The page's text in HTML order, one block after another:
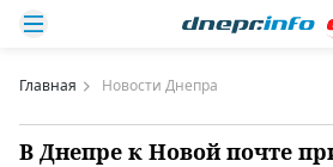
Главная Новости Днепра
В Днепре к Новой почте